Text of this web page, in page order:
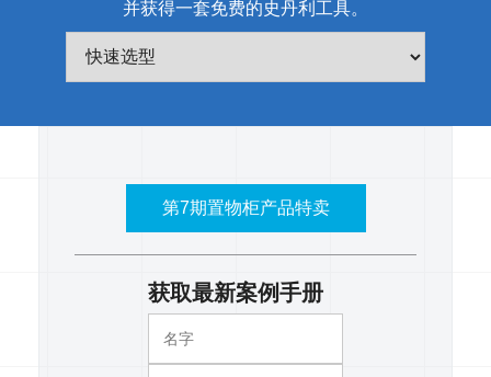
并获得一套免费的史丹利工具。
第7期置物柜产品特卖
获取最新案例手册